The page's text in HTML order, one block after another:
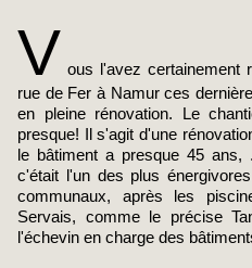
V ous l'avez certainement
rue de Fer à Namur ces
en pleine rénovation. Le
presque! Il s'agit d'une
le bâtiment a presque 45 ans,
c'était l'un des plus
communaux, après les
Servais, comme le précise
l'échevin en charge des